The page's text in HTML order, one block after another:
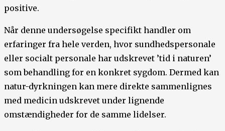
positive.
Når denne undersøgelse specifikt handler om
erfaringer fra hele verden, hvor sundhedspersonale
eller socialt personale har udskrevet ’tid i naturen’
som behandling for en konkret sygdom. Dermed kan
natur-dyrkningen kan mere direkte sammenlignes
med medicin udskrevet under lignende
omstændigheder for de samme lidelser.